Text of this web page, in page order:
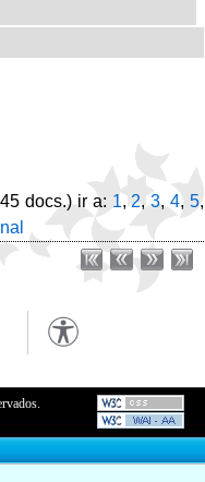
docs.) ir a: 1,2,3,4,5,